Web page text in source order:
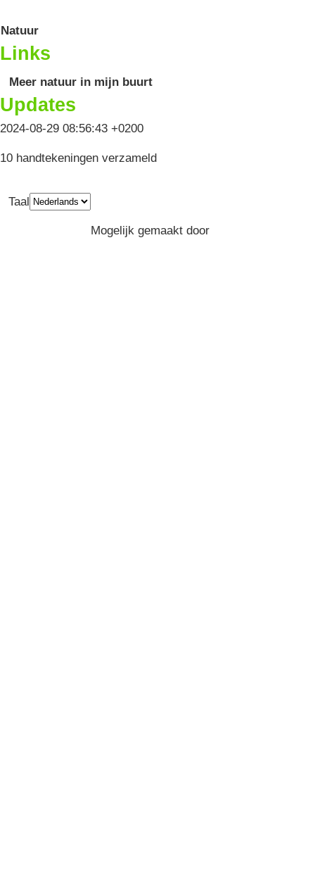
Natuur
Links
Meer natuur in mijn buurt
Updates
2024-08-29 08:56:43 +0200
10 handtekeningen verzameld
Taal
Mogelijk gemaakt door